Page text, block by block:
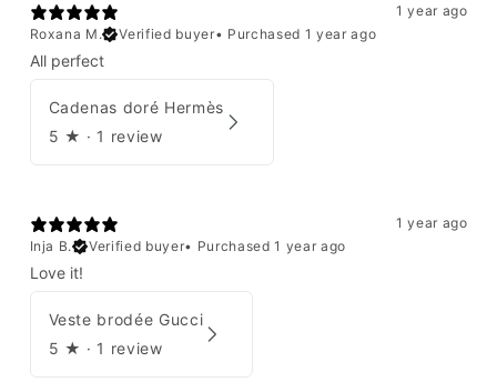
1 year ago
Roxana M.
Verified buyer• Purchased 1 year ago
All perfect
Cadenas doré Hermès
5 ★ · 1 review
1 year ago
Inja B.
Verified buyer• Purchased 1 year ago
Love it!
Veste brodée Gucci
5 ★ · 1 review